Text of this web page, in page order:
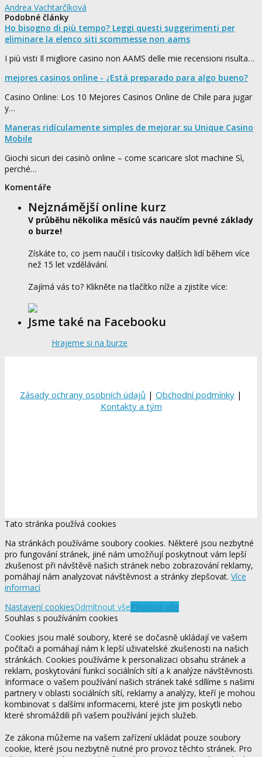
Andrea Vachtarčíková
Podobné články
Ho bisogno di più tempo? Leggi questi suggerimenti per
eliminare la elenco siti scommesse non aams
I più visti Il migliore casino non AAMS delle mie recensioni risulta…
mejores casinos online - ¿Está preparado para algo bueno?
Casino Online: Los 10 Mejores Casinos Online de Chile para jugar
y…
Maneras ridículamente simples de mejorar su Unique Casino
Mobile
Giochi sicuri dei casinò online – come scaricare slot machine Sì,
perché…
Komentáře
Nejznámější online kurz
V průběhu několika měsíců vás naučím pevné základy
o burze!
Získáte to, co jsem naučil i tisícovky dalších lidí během více
než 15 let vzdělávání.
Zajímá vás to? Klikněte na tlačítko níže a zjistíte více:
Jsme také na Facebooku
Hrajeme si na burze
Zásady ochrany osobních údajů | Obchodní podmínky |
Kontakty a tým
Tato stránka používá cookies
Na stránkách používáme soubory cookies. Některé jsou nezbytné
pro fungování stránek, jiné nám umožňují poskytnout vám lepší
zkušenost při návštěvě našich stránek nebo zobrazování reklamy,
pomáhají nám analyzovat návštěvnost a stránky zlepšovat. Více
informací
Nastavení cookiesOdmítnout všePřijmout vše
Souhlas s používáním cookies
Cookies jsou malé soubory, které se dočasně ukládají ve vašem
počítači a pomáhají nám k lepší uživatelské zkušenosti na našich
stránkách. Cookies používáme k personalizaci obsahu stránek a
reklam, poskytování funkcí sociálních sítí a k analýze návštěvnosti.
Informace o vašem používání našich stránek také sdílíme s našimi
partnery v oblasti sociálních sítí, reklamy a analýzy, kteří je mohou
kombinovat s dalšími informacemi, které jste jim poskytli nebo
které shromáždili při vašem používání jejich služeb.
Ze zákona můžeme na vašem zařízení ukládat pouze soubory
cookie, které jsou nezbytně nutné pro provoz těchto stránek. Pro